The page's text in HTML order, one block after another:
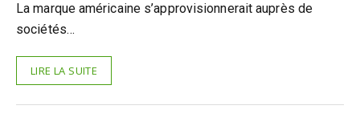
La marque américaine s’approvisionnerait auprès de
sociétés…
LIRE LA SUITE